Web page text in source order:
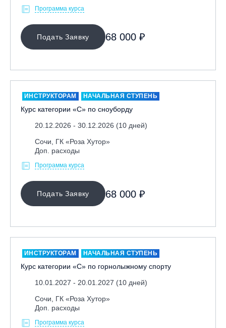
МЕСТО ПРОВЕДЕНИЯ
Байкальск, ГЛЦ «Гора Соболиная»
Грузия, ГК «Гудаури»
Екатеринбург, ГЛЦ «Уктус»
Иркутск, ГЛЦ «Олха»
Кабардино-Балкарская Респ., ВТРК «Эльбрус»
Казань, Город-курорт «Свияжские холмы»
Карачаево-Черкесская респ., ВТРК «Архыз»
Кировск, ГК «Большой Вудъявр»
Комсомольск-на-Амуре, ГЛК «Холдоми»
Красноярск, ФП «Бобровый лог»
Ленинградская обл., ГЛК «Золотая долина»
Ленинградская обл., ЦАО «Туутари Парк»
Липецк, ГСК «HILLPARK»
Программа курса
Подать Заявку 68 000 ₽
ИНСТРУКТОРАМ НАЧАЛЬНАЯ СТУПЕНЬ
Курс категории «С» по сноуборду
20.12.2026 - 30.12.2026 (10 дней)
Сочи, ГК «Роза Хутор»
Доп. расходы
Программа курса
Подать Заявку 68 000 ₽
ИНСТРУКТОРАМ НАЧАЛЬНАЯ СТУПЕНЬ
Курс категории «С» по горнолыжному спорту
10.01.2027 - 20.01.2027 (10 дней)
Сочи, ГК «Роза Хутор»
Доп. расходы
Программа курса